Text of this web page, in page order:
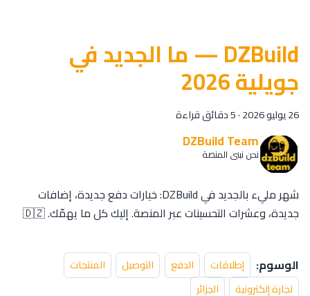
DZBuild — ما الجديد في
جويلية 2026
26 يوليو 2026 ·5 دقائق قراءة
DZBuild Team
نحن نبني المنصة
شهر مليء بالجديد في DZBuild: خيارات دفع جديدة، إضافات
جديدة، وعشرات التحسينات عبر المنصة. إليك كل ما يهمّك. 🇩🇿
الوسوم: إطلاقات الدفع التوصيل
المنتجات
تجارة إلكترونية
الجزائر